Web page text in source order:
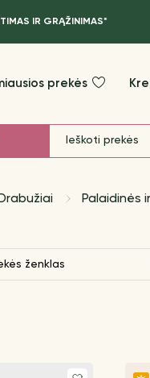
IR GRĄŽINIMAS*
prekės
Drabužiai Palaidinės
ženklas